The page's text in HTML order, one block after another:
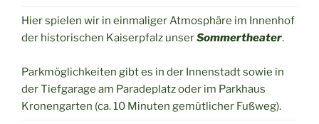
Hier spielen wir in einmaliger Atmosphäre im Innenhof
der historischen Kaiserpfalz unserSommertheater.
Parkmöglichkeiten gibt es in der Innenstadt sowie in
der Tiefgarage am Paradeplatz oder im Parkhaus
Kronengarten (ca. 10 Minuten gemütlicher Fußweg).